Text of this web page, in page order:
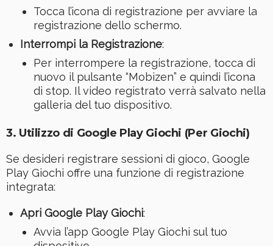
Tocca l’icona di registrazione per avviare la
registrazione dello schermo.
Interrompi la Registrazione:
Per interrompere la registrazione, tocca di
nuovo il pulsante “Mobizen” e quindi l’icona
di stop. Il video registrato verrà salvato nella
galleria del tuo dispositivo.
3. Utilizzo di Google Play Giochi (Per Giochi)
Se desideri registrare sessioni di gioco, Google
Play Giochi offre una funzione di registrazione
integrata:
Apri Google Play Giochi:
Avvia l’app Google Play Giochi sul tuo